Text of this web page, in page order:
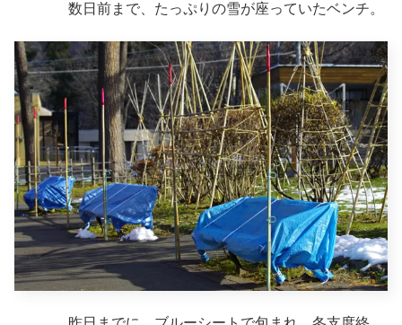
数日前まで、たっぷりの雪が座っていたベンチ。